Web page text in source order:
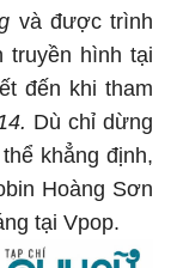
và được trình
truyền hình tại
đến khi tham
Dù chỉ dừng
khẳng định,
Hoàng Sơn
tại Vpop.